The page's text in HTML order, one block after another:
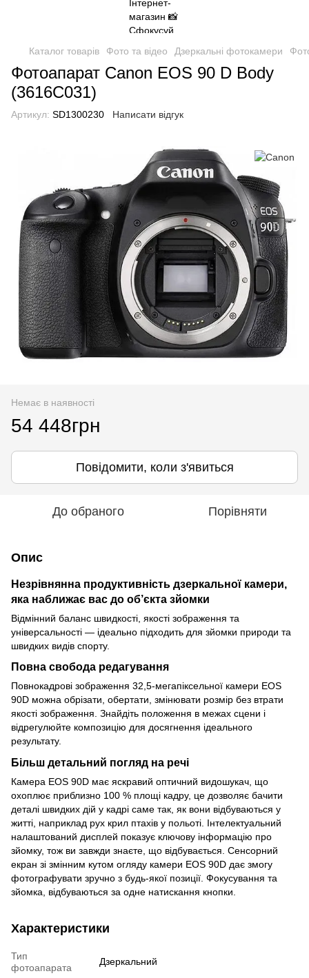
Каталог товарів Фото та відео Дзеркальні фотокамери
Фотоапарат Canon EOS 90 D Body
(3616C031)
Артикул: SD1300230 Написати відгук
Немає в наявності
54 448грн
Повідомити, коли з'явиться
До обраного Порівняти
Опис
Незрівнянна продуктивність дзеркальної камери,
яка наближає вас до об’єкта зйомки
Відмінний баланс швидкості, якості зображення та
універсальності — ідеально підходить для зйомки природи та
швидких видів спорту.
Повна свобода редагування
Повнокадрові зображення 32,5-мегапіксельної камери EOS
90D можна обрізати, обертати, змінювати розмір без втрати
якості зображення. Знайдіть положення в межах сцени і
відрегулюйте композицію для досягнення ідеального
результату.
Більш детальний погляд на речі
Камера EOS 90D має яскравий оптичний видошукач, що
охоплює приблизно 100 % площі кадру, це дозволяє бачити
деталі швидких дій у кадрі саме так, як вони відбуваються у
житті, наприклад рух крил птахів у польоті. Інтелектуальний
налаштований дисплей показує ключову інформацію про
зйомку, тож ви завжди знаєте, що відбувається. Сенсорний
екран зі змінним кутом огляду камери EOS 90D дає змогу
фотографувати зручно з будь-якої позиції. Фокусування та
зйомка, відбуваються за одне натискання кнопки.
Характеристики
Тип
фотоапарата
Дзеркальний